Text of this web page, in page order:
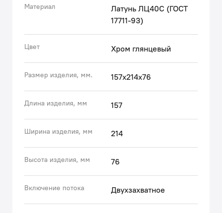
механизмах и аэратору он имеет минимальный
стали длиной 1,5 м с защитой от перекручивания.
Гарантия на смесители IDDIS® – 10 лет. Гарантия на
лейку и шланг составляет 3 года.
Материал
Латунь ЛЦ40C (ГОСТ
17711-93)
Цвет Хром глянцевый
Размер изделия, мм. 157x214x76
Длина изделия, мм 157
Ширина изделия, мм 214
Высота изделия, мм 76
Включение потока Двухзахватное